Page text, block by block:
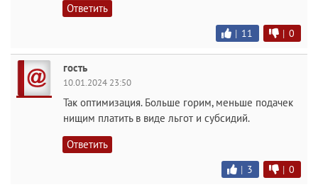
Ответить
| 11 | 0
гость
10.01.2024 23:50
Так оптимизация. Больше горим, меньше подачек
нищим платить в виде льгот и субсидий.
Ответить
| 3 | 0